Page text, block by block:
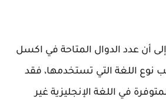
أن عدد الدوال المتاحة في اكسل
اللغة التي تستخدمها، فقد
في اللغة الإنجليزية غير